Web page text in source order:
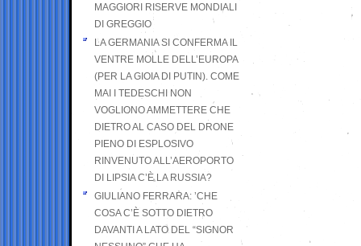
MAGGIORI RISERVE MONDIALI
DI GREGGIO
LA GERMANIA SI CONFERMA IL
VENTRE MOLLE DELL’EUROPA
(PER LA GIOIA DI PUTIN). COME
MAI I TEDESCHI NON
VOGLIONO AMMETTERE CHE
DIETRO AL CASO DEL DRONE
PIENO DI ESPLOSIVO
RINVENUTO ALL’AEROPORTO
DI LIPSIA C’È LA RUSSIA?
GIULIANO FERRARA: ’CHE
COSA C’È SOTTO DIETRO
DAVANTI A LATO DEL “SIGNOR